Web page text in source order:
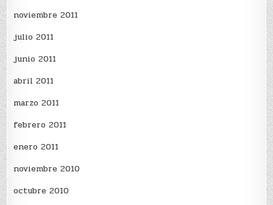
noviembre 2011
julio 2011
junio 2011
abril 2011
marzo 2011
febrero 2011
enero 2011
noviembre 2010
octubre 2010